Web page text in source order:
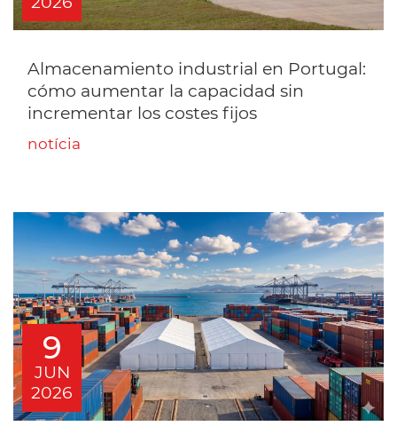
Almacenamiento industrial en Portugal:
cómo aumentar la capacidad sin
incrementar los costes fijos
notícia
9
JUN
2026